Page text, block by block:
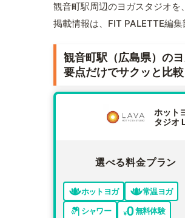
観音町駅周辺のヨガスタジオ
掲載情報は、FIT PALETTE編
観音町駅（広島県）の
要点だけでサクッと比較
ホット
タジオ
選べる料金プラン
ホットヨガ
常温ヨガ
シャワー
無料体験